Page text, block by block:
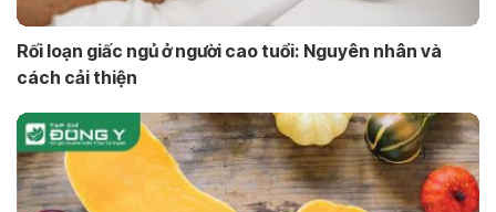
Rối loạn giấc ngủ ở người cao tuổi: Nguyên nhân và
cách cải thiện